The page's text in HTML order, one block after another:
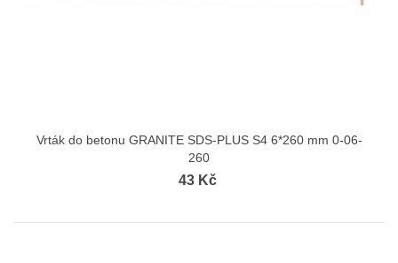
Vrták do betonu GRANITE SDS-PLUS S4 6*260 mm 0-06-
260
43 Kč